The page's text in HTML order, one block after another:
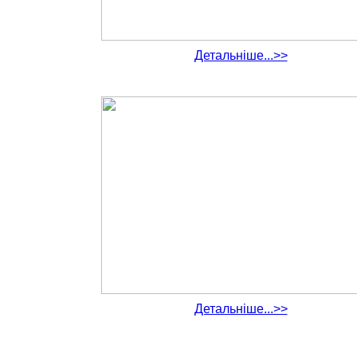
Детальніше...>>
Детальніше...>>